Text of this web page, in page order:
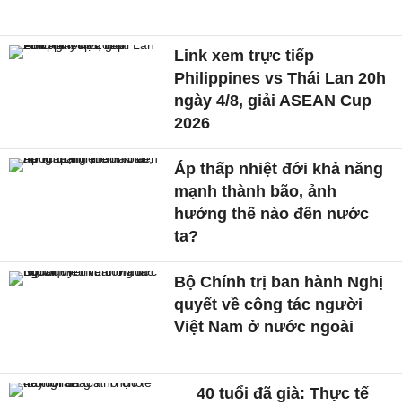
Link xem trực tiếp
Philippines vs Thái Lan 20h
ngày 4/8, giải ASEAN Cup
2026
Áp thấp nhiệt đới khả năng
mạnh thành bão, ảnh
hưởng thế nào đến nước
ta?
Bộ Chính trị ban hành Nghị
quyết về công tác người
Việt Nam ở nước ngoài
40 tuổi đã già: Thực tế